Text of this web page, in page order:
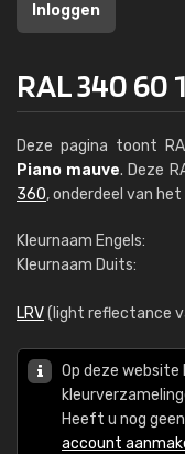
Inloggen
RAL 340 60
Deze pagina toont
Piano mauve. Deze
360, onderdeel van
Kleurnaam Engels:
Kleurnaam Duits:
LRV(light reflectance
Op deze
Heeft u nog
account